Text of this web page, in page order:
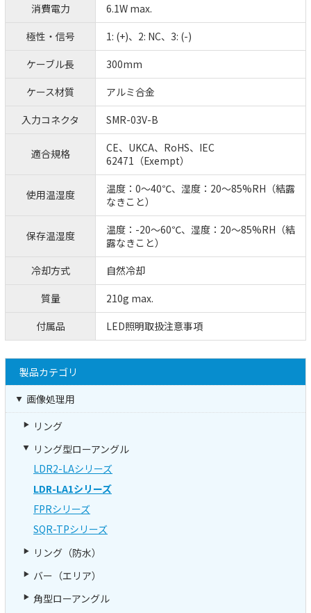
消費電力
6.1W max.
極性・信号
1: (+)、2: NC、3: (-)
ケーブル長
300mm
ケース材質
アルミ合金
入力コネクタ
SMR-03V-B
適合規格
CE、UKCA、RoHS、IEC
62471（Exempt）
使用温湿度
温度：0～40℃、湿度：20～85%RH（結露
なきこと）
保存温湿度
温度：-20～60℃、湿度：20～85%RH（結
露なきこと）
冷却方式
自然冷却
質量
210g max.
付属品
LED照明取扱注意事項
製品カテゴリ
画像処理用
リング
リング型ローアングル
LDR2-LAシリーズ
LDR-LA1シリーズ
FPRシリーズ
SQR-TPシリーズ
リング（防水）
バー（エリア）
角型ローアングル